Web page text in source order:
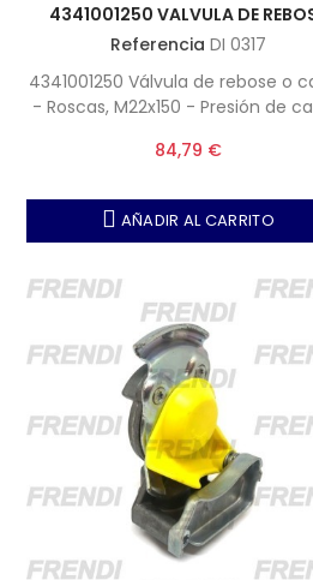
4341001250 VALVULA DE
Referencia DI 0317
4341001250 Válvula de rebose o
- Roscas, M22x150 - Presión de
84,79 €
AÑADIR AL CARRITO